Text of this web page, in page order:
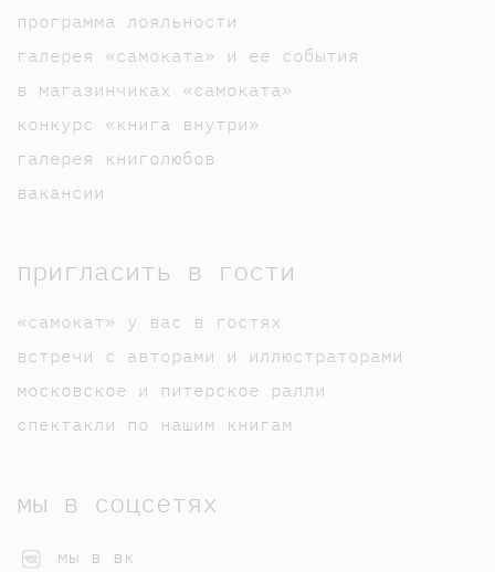
программа лояльности
галерея «самоката» и ее события
в магазинчиках «самоката»
конкурс «книга внутри»
галерея книголюбов
вакансии
пригласить в гости
«самокат» у вас в гостях
встречи с авторами и иллюстраторами
московское и питерское ралли
спектакли по нашим книгам
мы в соцсетях
мы в вк